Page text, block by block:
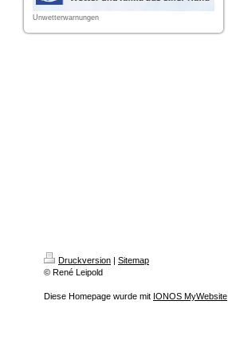
Unwetterwarnungen
Druckversion | Sitemap
© René Leipold
Diese Homepage wurde mit IONOS MyWebsite